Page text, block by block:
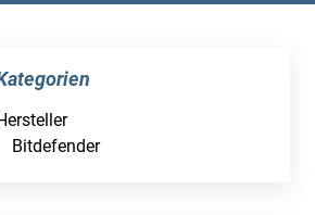
Bitdefender